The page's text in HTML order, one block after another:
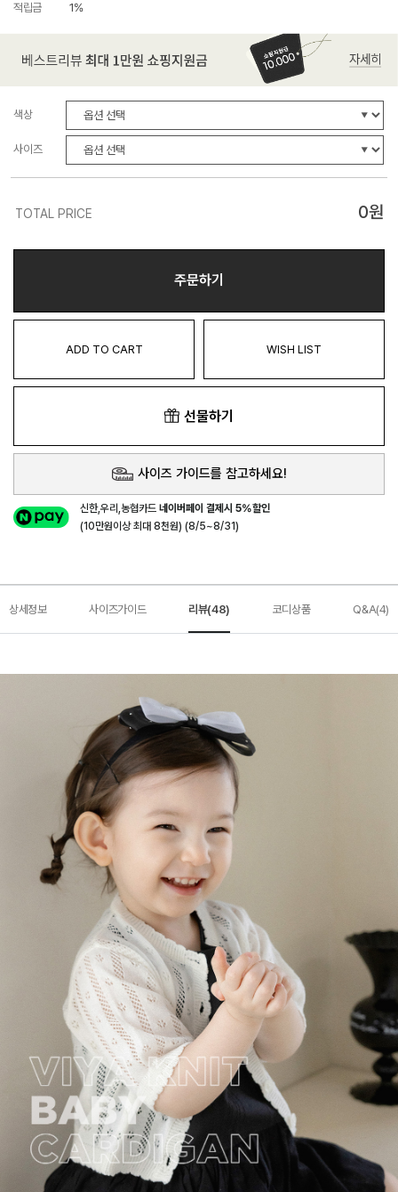
적립금 1%
색상
사이즈
TOTAL PRICE 0원
주문하기
ADD TO CART WISH LIST
선물하기
사이즈 가이드를 참고하세요!
신한,우리,농협카드네이버페이 결제시 5%할인
(10만원이상 최대 8천원) (8/5~8/31)
상세정보 사이즈가이드 리뷰(48) 코디상품 Q&A(4)